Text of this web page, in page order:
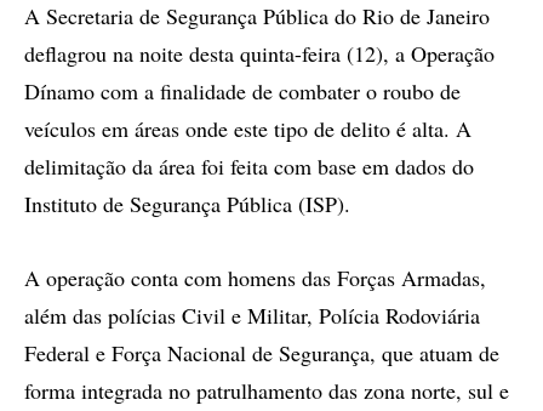
compartilhamento
A Secretaria de Segurança Pública do Rio de Janeiro
deflagrou na noite desta quinta-feira (12), a Operação
Dínamo com a finalidade de combater o roubo de
veículos em áreas onde este tipo de delito é alta. A
delimitação da área foi feita com base em dados do
Instituto de Segurança Pública (ISP).
A operação conta com homens das Forças Armadas,
além das polícias Civil e Militar, Polícia Rodoviária
Federal e Força Nacional de Segurança, que atuam de
forma integrada no patrulhamento das zona norte, sul e